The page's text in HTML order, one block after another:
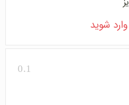
شوید
0.1